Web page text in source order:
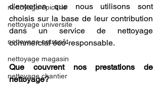
nettoyage épicerie
nettoyage universite
nettoyage entrepôt
nettoyage magasin
nettoyage chantier
d'entretien que nous utilisons sont
choisis sur la base de leur contribution
dans un service de nettoyage
commercial éco-responsable.
Que couvrent nos prestations de
nettoyage?